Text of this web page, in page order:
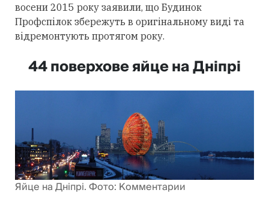
восени 2015 року заявили, що Будинок
Профспілок збережуть в оригінальному виді та
відремонтують протягом року.
44 поверхове яйце на Дніпрі
Яйце на Дніпрі. Фото: Комментарии